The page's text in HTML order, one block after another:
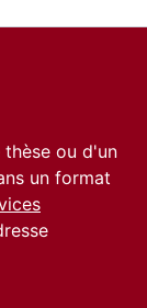
ou d'un
un format